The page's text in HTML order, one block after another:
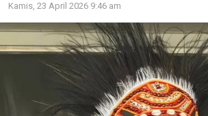
Kamis, 23 April 2026 9:46 am